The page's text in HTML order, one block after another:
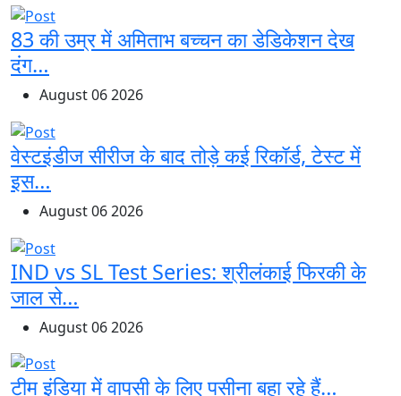
83 की उम्र में अमिताभ बच्चन का डेडिकेशन देख
दंग…
August 06 2026
वेस्टइंडीज सीरीज के बाद तोड़े कई रिकॉर्ड, टेस्ट में
इस…
August 06 2026
IND vs SL Test Series: श्रीलंकाई फिरकी के
जाल से…
August 06 2026
टीम इंडिया में वापसी के लिए पसीना बहा रहे हैं…